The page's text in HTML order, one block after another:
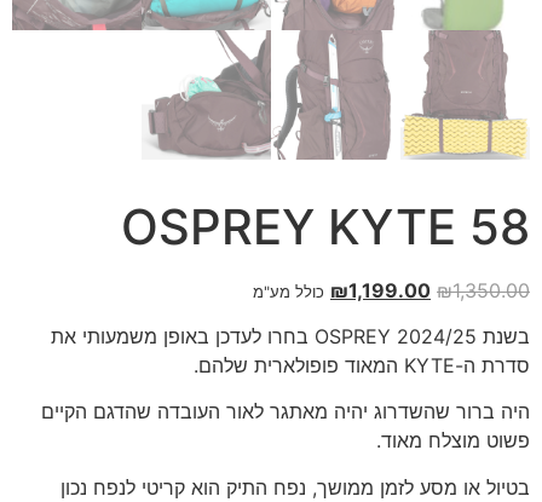
OSPREY KYTE 58
₪1,350.00
₪1,199.00 כולל מע"מ
בשנת 2024/25 OSPREY בחרו לעדכן באופן משמעותי את
סדרת ה-KYTE המאוד פופולארית שלהם.
היה ברור שהשדרוג יהיה מאתגר לאור העובדה שהדגם הקיים
פשוט מוצלח מאוד.
בטיול או מסע לזמן ממושך, נפח התיק הוא קריטי לנפח נכון